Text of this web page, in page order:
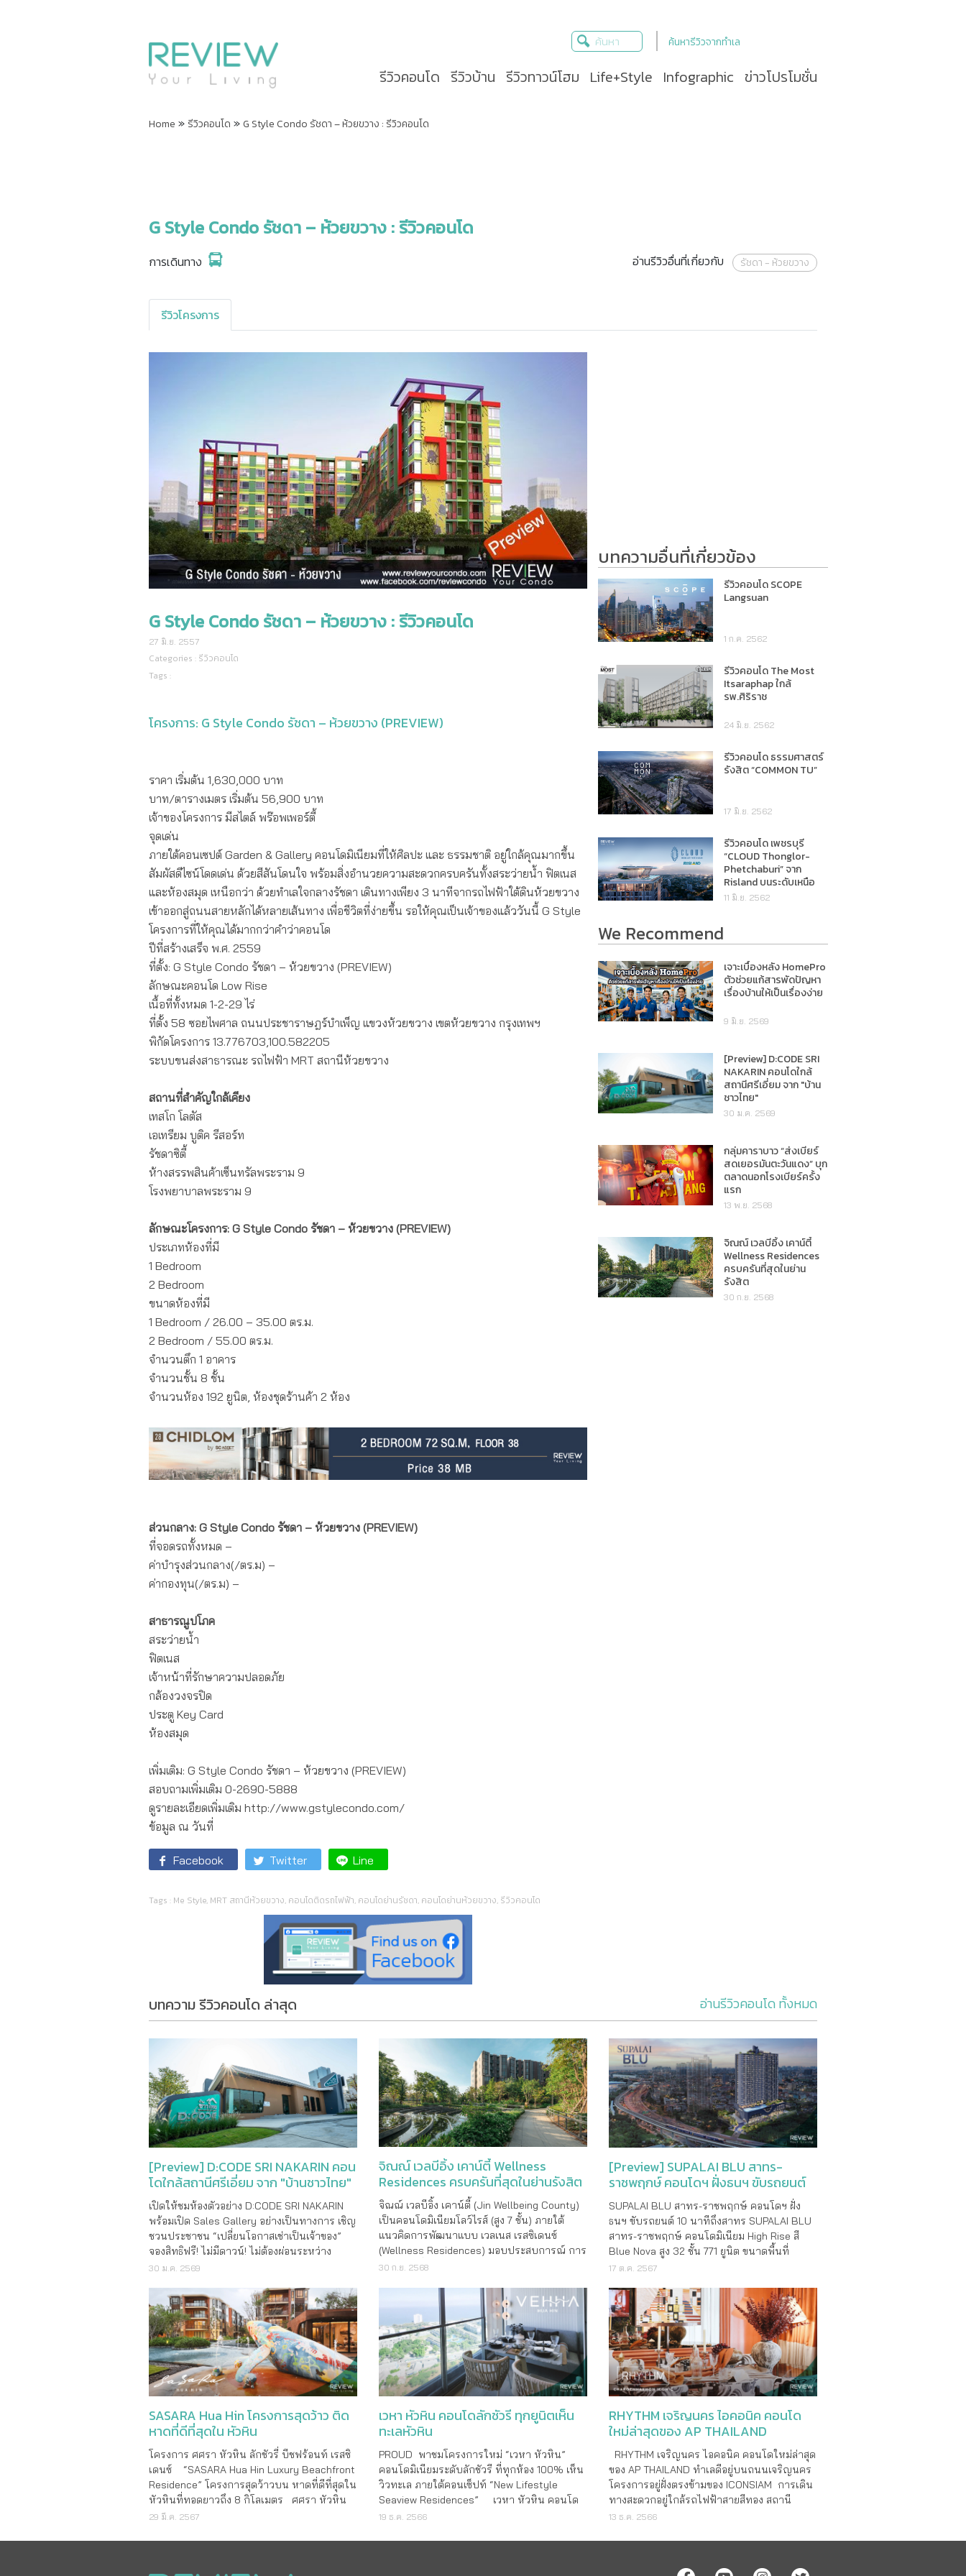
ค้นหารีวิวจากทำเล
รีวิวคอนโด รีวิวบ้าน รีวิวทาวน์โฮม Life+Style Infographic ข่าวโปรโมชั่น
Home » รีวิวคอนโด »G Style Condo รัชดา – ห้วยขวาง : รีวิวคอนโด
G Style Condo รัชดา – ห้วยขวาง : รีวิวคอนโด
การเดินทาง อ่านรีวิวอื่นที่เกี่ยวกับ รัชดา - ห้วยขวาง
รีวิวโครงการ
G Style Condo รัชดา – ห้วยขวาง : รีวิวคอนโด
27 มิ.ย. 2557
Categories : รีวิวคอนโด
Tags :
โครงการ: G Style Condo รัชดา – ห้วยขวาง (PREVIEW)
ราคา เริ่มต้น 1,630,000 บาท
บาท/ตารางเมตร เริ่มต้น 56,900 บาท
เจ้าของโครงการ มีสไตล์ พร๊อพเพอร์ตี้
จุดเด่น
ภายใต้คอนเซปต์ Garden & Gallery คอนโดมิเนียมที่ให้ศิลปะ และ ธรรมชาติ อยู่ใกล้คุณมากขึ้น
สัมผัสดีไซน์โดดเด่น ด้วยสีสันโดนใจ พร้อมสิ่งอำนวยความสะดวกครบครันทั้งสระว่ายน้ำ ฟิตเนส
และห้องสมุด เหนือกว่า ด้วยทำเลใจกลางรัชดา เดินทางเพียง 3 นาทีจากรถไฟฟ้าใต้ดินห้วยขวาง
เข้าออกสู่ถนนสายหลักได้หลายเส้นทาง เพื่อชีวิตที่ง่ายขึ้น รอให้คุณเป็นเจ้าของแล้ววันนี้ G Style
โครงการที่ให้คุณได้มากกว่าคำว่าคอนโด
ปีที่สร้างเสร็จ พ.ศ. 2559
ที่ตั้ง: G Style Condo รัชดา – ห้วยขวาง (PREVIEW)
ลักษณะคอนโด Low Rise
เนื้อที่ทั้งหมด 1-2-29 ไร่
ที่ตั้ง 58 ซอยไพศาล ถนนประชาราษฎร์บำเพ็ญ แขวงห้วยขวาง เขตห้วยขวาง กรุงเทพฯ
พิกัดโครงการ 13.776703,100.582205
ระบบขนส่งสาธารณะ รถไฟฟ้า MRT สถานีห้วยขวาง
สถานที่สำคัญใกล้เคียง
เทสโก โลตัส
เอเทรียม บูติค รีสอร์ท
รัชดาซิตี้
ห้างสรรพสินค้าเซ็นทรัลพระราม 9
โรงพยาบาลพระราม 9
ลักษณะโครงการ: G Style Condo รัชดา – ห้วยขวาง (PREVIEW)
ประเภทห้องที่มี
1 Bedroom
2 Bedroom
ขนาดห้องที่มี
1 Bedroom / 26.00 – 35.00 ตร.ม.
2 Bedroom / 55.00 ตร.ม.
จำนวนตึก 1 อาคาร
จำนวนชั้น 8 ชั้น
จำนวนห้อง 192 ยูนิต, ห้องชุดร้านค้า 2 ห้อง
ส่วนกลาง: G Style Condo รัชดา – ห้วยขวาง (PREVIEW)
ที่จอดรถทั้งหมด –
ค่าบำรุงส่วนกลาง(/ตร.ม) –
ค่ากองทุน(/ตร.ม) –
สาธารณูปโภค
สระว่ายน้ำ
ฟิตเนส
เจ้าหน้าที่รักษาความปลอดภัย
กล้องวงจรปิด
ประตู Key Card
ห้องสมุด
เพิ่มเติม: G Style Condo รัชดา – ห้วยขวาง (PREVIEW)
สอบถามเพิ่มเติม 0-2690-5888
ดูรายละเอียดเพิ่มเติม http://www.gstylecondo.com/
ข้อมูล ณ วันที่
Facebook Twitter Line
Tags : Me Style, MRT สถานีห้วยขวาง, คอนโดติดรถไฟฟ้า, คอนโดย่านรัชดา, คอนโดย่านห้วยขวาง, รีวิวคอนโด
บทความอื่นที่เกี่ยวข้อง
รีวิวคอนโด SCOPE
Langsuan
1 ก.ค. 2562
รีวิวคอนโด The Most
Itsaraphap ใกล้
รพ.ศิริราช
24 มิ.ย. 2562
รีวิวคอนโด ธรรมศาสตร์
รังสิต “COMMON TU”
17 มิ.ย. 2562
รีวิวคอนโด เพชรบุรี
“CLOUD Thonglor-
Phetchaburi” จาก
Risland บนระดับเหนือ
เมฆ
11 มิ.ย. 2562
We Recommend
เจาะเบื้องหลัง HomePro
ตัวช่วยแก้สารพัดปัญหา
เรื่องบ้านให้เป็นเรื่องง่าย
9 มิ.ย. 2569
[Preview] D:CODE SRI
NAKARIN คอนโดใกล้
สถานีศรีเอี่ยม จาก "บ้าน
ชาวไทย"
30 ม.ค. 2569
กลุ่มคาราบาว “ส่งเบียร์
สดเยอรมันตะวันแดง” บุก
ตลาดนอกโรงเบียร์ครั้ง
แรก
13 พ.ย. 2568
จิณณ์ เวลบีอิ้ง เคาน์ตี้
Wellness Residences
ครบครันที่สุดในย่าน
รังสิต
30 ก.ย. 2568
บทความ รีวิวคอนโด ล่าสุด อ่านรีวิวคอนโด ทั้งหมด
[Preview] D:CODE SRI NAKARIN คอน
โดใกล้สถานีศรีเอี่ยม จาก "บ้านชาวไทย"
เปิดให้ชมห้องตัวอย่าง D:CODE SRI NAKARIN
พร้อมเปิด Sales Gallery อย่างเป็นทางการ เชิญ
ชวนประชาชน “เปลี่ยนโอกาสเช่าเป็นเจ้าของ”
จองสิทธิฟรี! ไม่มีดาวน์! ไม่ต้องผ่อนระหว่าง
ก่อสร้าง! ผ่านเว็บไซต์ baan-chaothai.com ก่อน
SRI NAKARIN** อาคารชุด สูง 8 ชั้น จำนวนห้อง
ชุดรวมประ�
30 ม.ค. 2569
จิณณ์ เวลบีอิ้ง เคาน์ตี้ Wellness
Residences ครบครันที่สุดในย่านรังสิต
จิณณ์ เวลบีอิ้ง เคาน์ตี้ (Jin Wellbeing County)
เป็นคอนโดมิเนียมโลว์ไรส์ (สูง 7 ชั้น) ภายใต้
แนวคิดการพัฒนาแบบ เวลเนส เรสซิเดนซ์
(Wellness Residences) มอบประสบการณ์ การ
อยู่อาศัยเพื่อส่งเสริมความเป็นอยู่ที่ดี Jin
องค์รวมอย่างแท้จริง เป็นโครงการมิกซ์ยูสที่
ประกอบด้วย�
30 ก.ย. 2568
[Preview] SUPALAI BLU สาทร-
ราชพฤกษ์ คอนโดฯ ฝั่งธนฯ ขับรถยนต์
10 นาทีถึงสาทร
SUPALAI BLU สาทร-ราชพฤกษ์ คอนโดฯ ฝั่ง
ธนฯ ขับรถยนต์ 10 นาทีถึงสาทร SUPALAI BLU
สาทร-ราชพฤกษ์ คอนโดมิเนียม High Rise สี
Blue Nova สูง 32 ชั้น 771 ยูนิต ขนาดพื้นที่
โครงการ 4 ไร่กว่า พร้อมแบบห้องหลากหลายให้
122.5 ตารางเมตร ในราคาเบาๆ เริ่มต้น 1.89
ล้านบาท โล่ง โปร่ง สบาย ด้วยเพด�
17 ต.ค. 2567
SASARA Hua Hin โครงการสุดว้าว ติด
หาดที่ดีที่สุดใน หัวหิน
โครงการ ศศรา หัวหิน ลักชัวรี่ บีชฟร้อนท์ เรสซิ
เดนซ์ “SASARA Hua Hin Luxury Beachfront
Residence” โครงการสุดว้าวบน หาดที่ดีที่สุดใน
หัวหินที่ทอดยาวถึง 8 กิโลเมตร ศศรา หัวหิน
โครงการ Low Rise สูง 4 ชั้น 5 อาคาร จำนวน
อยู่บนพื้นที่ 5 ไร่ 1 งาน 43.6 ตร.ว. บริเวณเขาตะ
29 มี.ค. 2567
เวหา หัวหิน คอนโดลักชัวรี ทุกยูนิตเห็น
ทะเลหัวหิน
PROUD พาชมโครงการใหม่ “เวหา หัวหิน”
คอนโดมิเนียมระดับลักชัวรี ที่ทุกห้อง 100% เห็น
วิวทะเล ภายใต้คอนเซ็ปท์ “New Lifestyle
Seaview Residences” เวหา หัวหิน คอนโด
ลักชัวรี อาคารความสูง 31 ชั้น ทั้งหมด 364 ยูนิต
เดย์ อินน์ รีสอร์ท วานา นาวา หัวหิน
19 ธ.ค. 2566
RHYTHM เจริญนคร ไอคอนิค คอนโด
ใหม่ล่าสุดของ AP THAILAND
RHYTHM เจริญนคร ไอคอนิค คอนโดใหม่ล่าสุด
ของ AP THAILAND ทำเลดีอยู่บนถนนเจริญนคร
โครงการอยู่ฝั่งตรงข้ามของ ICONSIAM การเดิน
ทางสะดวกอยู่ใกล้รถไฟฟ้าสายสีทอง สถานี
เจริญนคร แค่ 100 เมตร เชื่อมต่อการเดินสะดวก
ภายใน 5 นาที ไม่ว่าจะเป็นระบบรถ ต่อเ
13 ธ.ค. 2566